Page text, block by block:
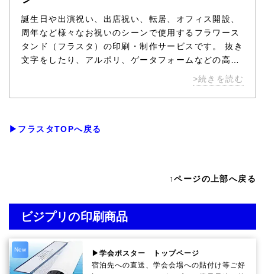
誕生日や出演祝い、出店祝い、転居、オフィス開設、
周年など様々なお祝いのシーンで使用するフラワース
タンド（フラスタ）の印刷・制作サービスです。 抜き
文字をしたり、アルポリ、ゲータフォームなどの高級
パネルを使用したりで多様なオリジナリティを表現可
能です。 世界に１点だけのフラスタパネルでお祝いの
気持ちをより大きく伝えませんか？ フラスタパネルの
>続きを読む
▶フラスタTOPへ戻る
↑ページの上部へ戻る
ビジプリの印刷商品
New
▶学会ポスター トップページ
宿泊先への直送、学会会場への貼付け等ご好